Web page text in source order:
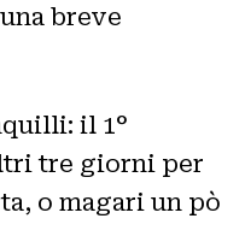
breve
il 1°
tre giorni per
o magari un pò